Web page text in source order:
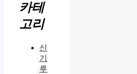
카테
고리
신
기
루